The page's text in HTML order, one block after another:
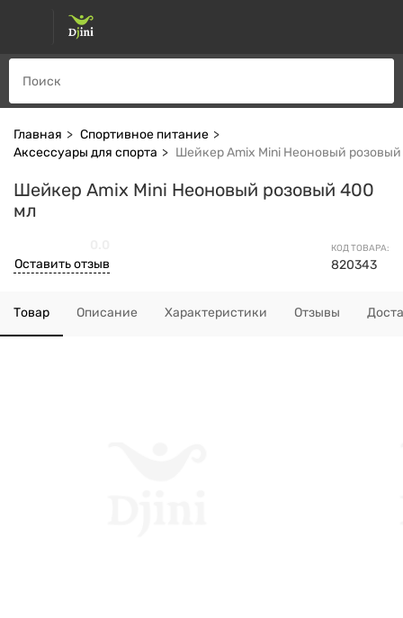
Главная
Спортивное питание
Аксессуары для спорта
Шейкер Amix Mini Неоновый
Шейкер Amix Mini Неоновый розовый 400
мл
КОД ТОВАРА:
820343
Оставить отзыв
Товар Описание Характеристики Отзывы